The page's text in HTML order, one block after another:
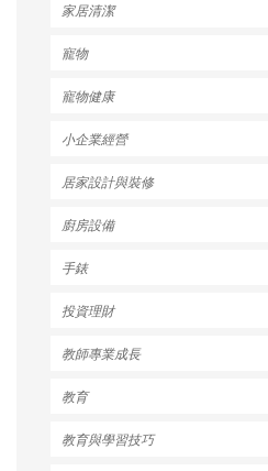
家居清潔
寵物
寵物健康
小企業經營
居家設計與裝修
廚房設備
手錶
投資理財
教師專業成長
教育
教育與學習技巧